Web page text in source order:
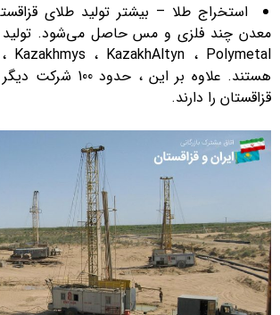
استخراج طلا – بیشتر تولید طلای
معدن چند فلزی و مس حاصل می‌شود. تولید
هستند. علاوه بر این ،
قزاقستان را دارند.